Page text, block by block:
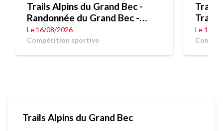
Trails Alpins du Grand Bec -
Randonnée du Grand Bec -
7,79Km
Le 16/08/2026
Compétition sportive
Trails
Trail
15,8
Le 16/
Trails Alpins du Grand Bec